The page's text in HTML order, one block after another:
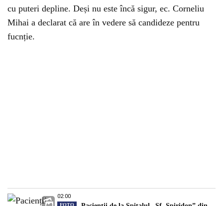
cu puteri depline. Deși nu este încă sigur, ec. Corneliu
Mihai a declarat că are în vedere să candideze pentru
fucnție.
02:00
FOTO